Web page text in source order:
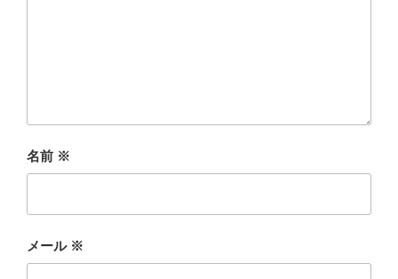
名前 ※
メール ※